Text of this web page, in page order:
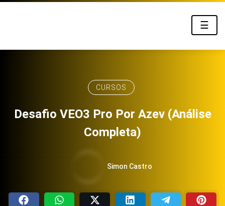
☰
CURSOS
Desafio VEO3 Pro Por Azev (Análise
Completa)
Simon Castro